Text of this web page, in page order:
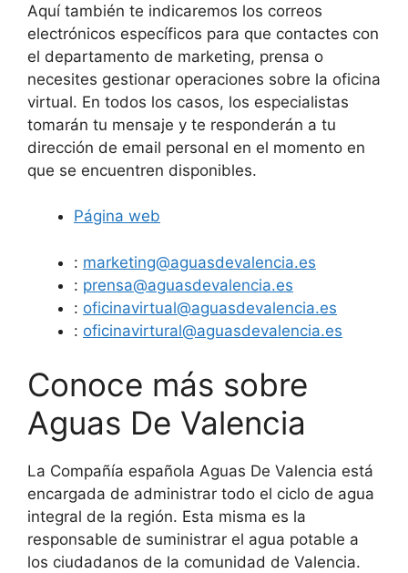
Aquí también te indicaremos los correos
electrónicos específicos para que contactes con
el departamento de marketing, prensa o
necesites gestionar operaciones sobre la oficina
virtual. En todos los casos, los especialistas
tomarán tu mensaje y te responderán a tu
dirección de email personal en el momento en
que se encuentren disponibles.
Página web
: marketing@aguasdevalencia.es
: prensa@aguasdevalencia.es
: oficinavirtual@aguasdevalencia.es
: oficinavirtural@aguasdevalencia.es
Conoce más sobre
Aguas De Valencia
La Compañía española Aguas De Valencia está
encargada de administrar todo el ciclo de agua
integral de la región. Esta misma es la
responsable de suministrar el agua potable a
los ciudadanos de la comunidad de Valencia.